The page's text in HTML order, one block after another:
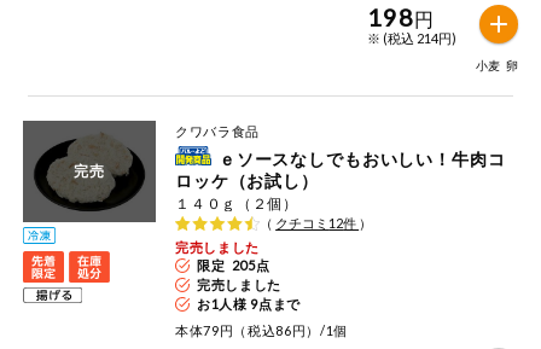
198円
※ (税込 214円)
小麦 卵
完売
クワバラ食品
ロッケ（お試し）
１４０ｇ（２個）
（ クチコミ 12件 ）
完売しました
限定 205点
完売しました
お1人様 9点まで
本体79円（税込86円）/1個